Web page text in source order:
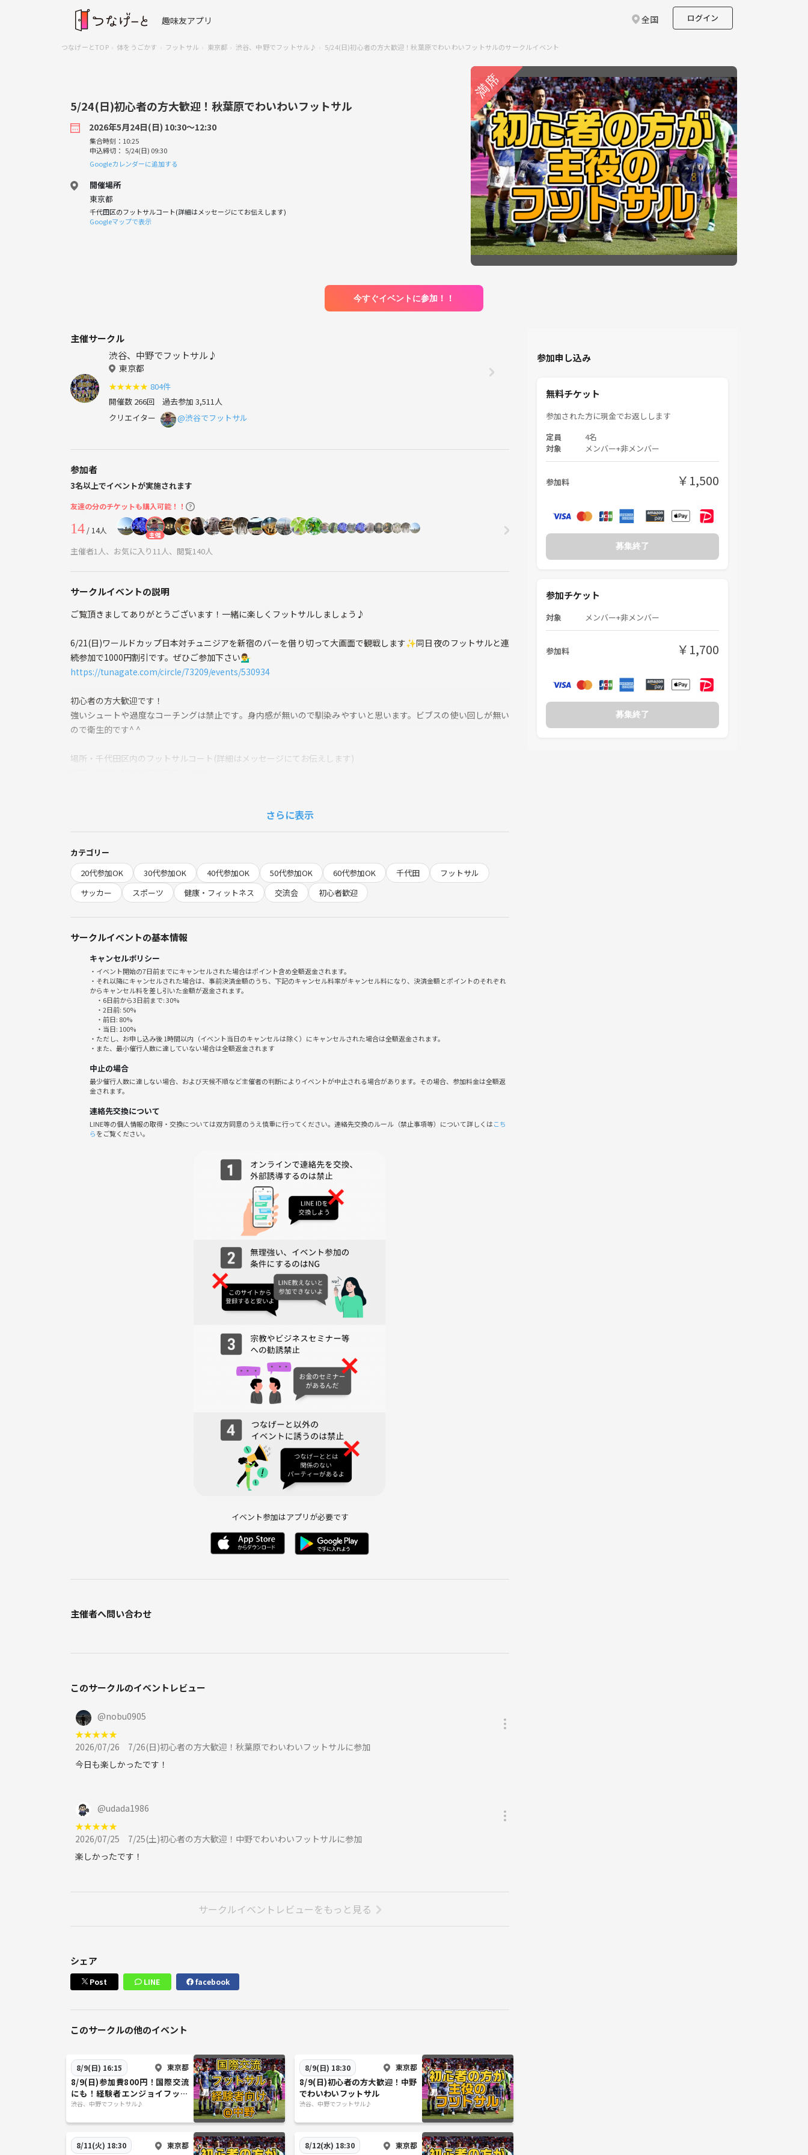
趣味友アプリ 全国 ログイン
つなげーとTOP 体をうごかす フットサル 東京都 渋谷、中野でフットサル♪ 5/24(日)初心者の方大歓迎！秋葉原でわいわいフットサルのサークルイベント
5/24(日)初心者の方大歓迎！秋葉原でわいわいフットサル
2026年5月24日(日) 10:30〜12:30
集合時刻：10:25
申込締切： 5/24(日) 09:30
Googleカレンダーに追加する
開催場所
東京都
千代田区のフットサルコート(詳細はメッセージにてお伝えします)
Googleマップで表示
今すぐイベントに参加！！
主催サークル
渋谷、中野でフットサル♪
東京都
★★★★★ 804件
開催数 266回 過去参加 3,511人
クリエイター
@渋谷でフットサル
参加者
3名以上でイベントが実施されます
友達の分のチケットも購入可能！！
14 / 14人 主催
主催者1人、お気に入り11人、閲覧140人
サークルイベントの説明
ご覧頂きましてありがとうございます！一緒に楽しくフットサルしましょう♪
6/21(日)ワールドカップ日本対チュニジアを新宿のバーを借り切って大画面で観戦します✨同日夜のフットサルと連
続参加で1000円割引です。ぜひご参加下さい💁‍♂️
https://tunagate.com/circle/73209/events/530934
初心者の方大歓迎です！
強いシュートや過度なコーチングは禁止です。身内感が無いので馴染みやすいと思います。ビブスの使い回しが無い
ので衛生的です^ ^
場所・千代田区内のフットサルコート(詳細はメッセージにてお伝えします)
＊屋外用のシューズと運動出来る服装をご用意下さい。レンタルのご用意はありません。
能です。最初は上手く出来なくても、何回か参加されて出来るようになった方も多くいらっしゃいます。楽しく上達
しちゃいましょう♪
さらに表示
カテゴリー
20代参加OK
30代参加OK 40代参加OK 50代参加OK 60代参加OK 千代田
フットサル
サッカー
スポーツ 健康・フィットネス 交流会 初心者歓迎
サークルイベントの基本情報
キャンセルポリシー
・イベント開始の7日前までにキャンセルされた場合はポイント含め全額返金されます。
・それ以降にキャンセルされた場合は、事前決済金額のうち、下記のキャンセル料率がキャンセル料になり、決済金額とポイントのそれぞれ
からキャンセル料を差し引いた金額が返金されます。
・6日前から3日前まで: 30%
・2日前: 50%
・前日: 80%
・当日: 100%
・ただし、お申し込み後 1時間以内（イベント当日のキャンセルは除く）にキャンセルされた場合は全額返金されます。
・また、最小催行人数に達していない場合は全額返金されます
中止の場合
最少催行人数に達しない場合、および天候不順など主催者の判断によりイベントが中止される場合があります。その場合、参加料金は全額返
金されます。
連絡先交換について
LINE等の個人情報の取得・交換については双方同意のうえ慎重に行ってください。連絡先交換のルール（禁止事項等）について詳しくはこち
らをご覧ください。
イベント参加はアプリが必要です
主催者へ問い合わせ
このサークルのイベントレビュー
@nobu0905
★★★★★
2026/07/26
7/26(日)初心者の方大歓迎！秋葉原でわいわいフットサルに参加
今日も楽しかったです！
@udada1986
★★★★★
2026/07/25
7/25(土)初心者の方大歓迎！中野でわいわいフットサルに参加
楽しかったです！
サークルイベントレビューをもっと見る
シェア
Post LINE facebook
このサークルの他のイベント
8/9(日) 16:15 東京都
8/9(日)参加費800円！国際交流
にも！経験者エンジョイフット
サル@中野
渋谷、中野でフットサル♪
8/9(日) 18:30 東京都
8/9(日)初心者の方大歓迎！中野
でわいわいフットサル
渋谷、中野でフットサル♪
8/11(火) 18:30 東京都 8/12(水) 18:30 東京都
参加申し込み
無料チケット
参加された方に現金でお返しします
定員 4名
対象 メンバー+非メンバー
参加料 ￥1,500
募集終了
参加チケット
対象 メンバー+非メンバー
参加料 ￥1,700
募集終了